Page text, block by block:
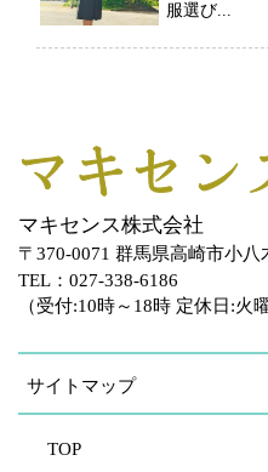
服選び...
マキセンス株式会社
〒370-0071 群馬県高崎市小八
TEL：027-338-6186
（受付:10時～18時 定休日:火
サイトマップ
TOP